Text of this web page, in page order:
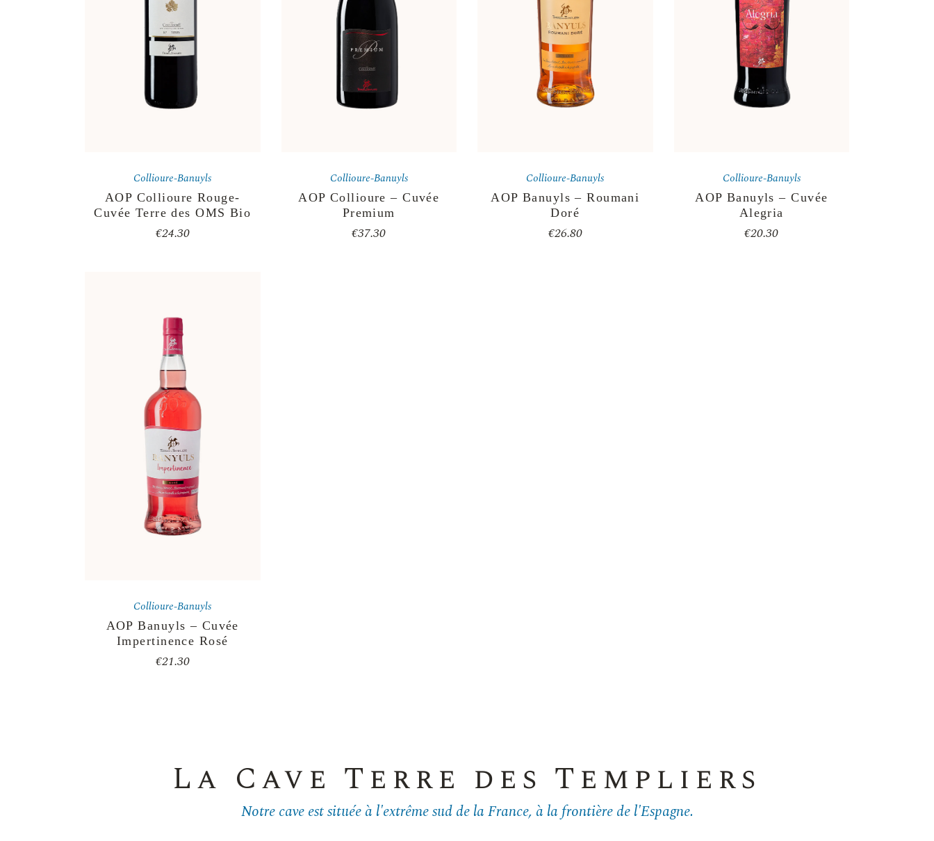
Collioure-Banuyls
AOP Collioure Rouge-
Cuvée Terre des OMS Bio
€24.30
Collioure-Banuyls
AOP Collioure – Cuvée
Premium
€37.30
Collioure-Banuyls
AOP Banuyls – Roumani
Doré
€26.80
Collioure-Banuyls
AOP Banuyls – Cuvée
Alegria
€20.30
Collioure-Banuyls
AOP Banuyls – Cuvée
Impertinence Rosé
€21.30
La Cave Terre des Templiers
Notre cave est située à l'extrême sud de la France, à la frontière de l'Espagne.